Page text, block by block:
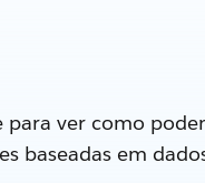
ver como
baseadas em